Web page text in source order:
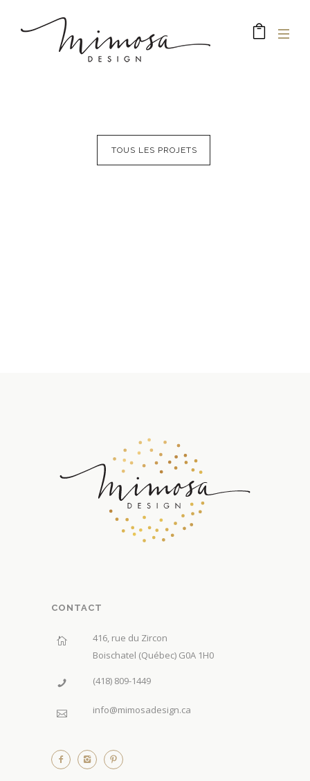
TOUS LES PROJETS
CONTACT
416, rue du Zircon
Boischatel (Québec) G0A 1H0
(418) 809-1449
info@mimosadesign.ca